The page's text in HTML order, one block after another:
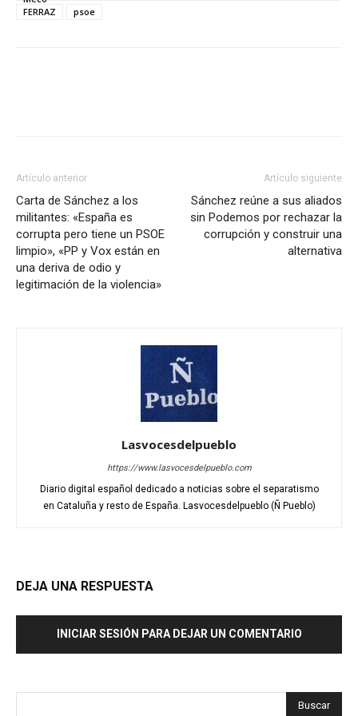
FERRAZ
psoe
Artículo anterior
Carta de Sánchez a los
militantes: «España es
corrupta pero tiene un PSOE
limpio», «PP y Vox están en
una deriva de odio y
legitimación de la violencia»
Artículo siguiente
Sánchez reúne a sus aliados
sin Podemos por rechazar la
corrupción y construir una
alternativa
Lasvocesdelpueblo
https://www.lasvocesdelpueblo.com
Diario digital español dedicado a noticias sobre el separatismo
en Cataluña y resto de España. Lasvocesdelpueblo (Ñ Pueblo)
DEJA UNA RESPUESTA
INICIAR SESIÓN PARA DEJAR UN COMENTARIO